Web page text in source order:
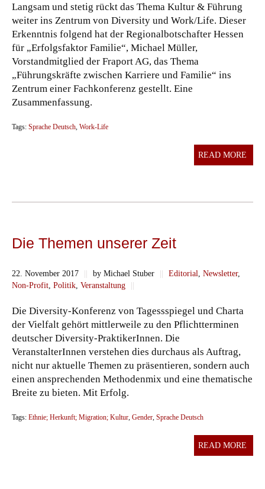
Langsam und stetig rückt das Thema Kultur & Führung
weiter ins Zentrum von Diversity und Work/Life. Dieser
Erkenntnis folgend hat der Regionalbotschafter Hessen
für „Erfolgsfaktor Familie“, Michael Müller,
Vorstandmitglied der Fraport AG, das Thema
„Führungskräfte zwischen Karriere und Familie“ ins
Zentrum einer Fachkonferenz gestellt. Eine
Zusammenfassung.
Tags: Sprache Deutsch, Work-Life
READ MORE
Die Themen unserer Zeit
22. November 2017 || by Michael Stuber || Editorial Newsletter,
Non-Profit Politik Veranstaltung ||
Die Diversity-Konferenz von Tagessspiegel und Charta
der Vielfalt gehört mittlerweile zu den Pflichtterminen
deutscher Diversity-PraktikerInnen. Die
VeranstalterInnen verstehen dies durchaus als Auftrag,
nicht nur aktuelle Themen zu präsentieren, sondern auch
einen ansprechenden Methodenmix und eine thematische
Breite zu bieten. Mit Erfolg.
Tags: Ethnie; Herkunft; Migration; Kultur Gender Sprache Deutsch
READ MORE